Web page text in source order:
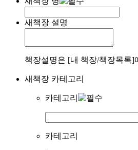
새책장 설명
책장설명은 [내 책장/책장목록]
새책장 카테고리
카테고리
카테고리